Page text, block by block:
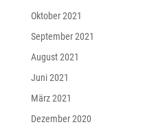
Oktober 2021
September 2021
August 2021
Juni 2021
März 2021
Dezember 2020